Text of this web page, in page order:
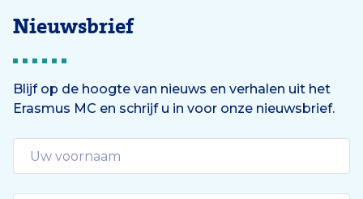
Nieuwsbrief
Blijf op de hoogte van nieuws en verhalen uit het
Erasmus MC en schrijf u in voor onze nieuwsbrief.